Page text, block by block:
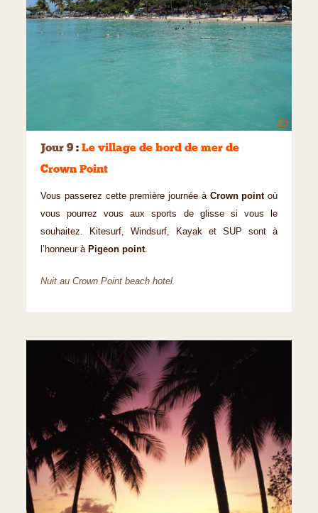
©
Jour 9: Le village de bord de mer de
Crown Point
Vous passerez cette première journée à Crown point où
vous pourrez vous aux sports de glisse si vous le
souhaitez. Kitesurf, Windsurf, Kayak et SUP sont à
l’honneur à Pigeon point.
Nuit au Crown Point beach hotel.